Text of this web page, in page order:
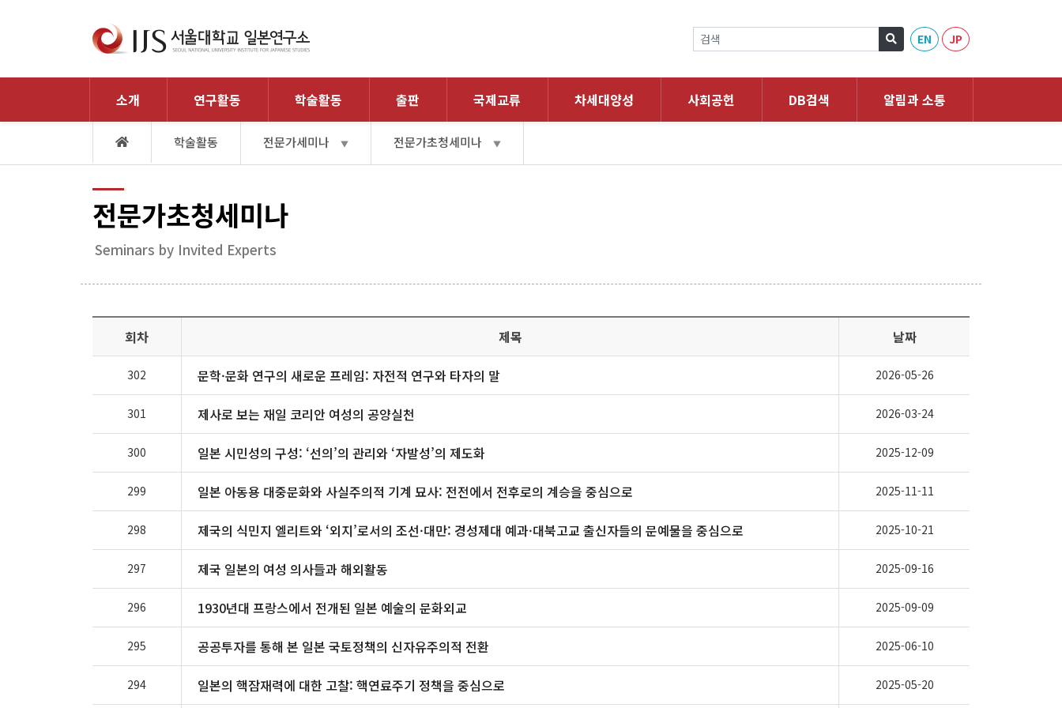
EN JP
소개 연구활동 학술활동 출판 국제교류 차세대양성 사회공헌 DB검색 알림과 소통
학술활동 전문가세미나 ▼ 전문가초청세미나 ▼
전문가초청세미나
Seminars by Invited Experts
회차 제목 날짜
302 문학·문화 연구의 새로운 프레임: 자전적 연구와 타자의 말 2026-05-26
301 제사로 보는 재일 코리안 여성의 공양실천 2026-03-24
300 일본 시민성의 구성: ‘선의’의 관리와 ‘자발성’의 제도화 2025-12-09
299 일본 아동용 대중문화와 사실주의적 기계 묘사: 전전에서 전후로의 계승을 중심으로 2025-11-11
298 제국의 식민지 엘리트와 ‘외지’로서의 조선·대만: 경성제대 예과·대북고교 출신자들의 문예물을 중심으로 2025-10-21
297 제국 일본의 여성 의사들과 해외활동 2025-09-16
296 1930년대 프랑스에서 전개된 일본 예술의 문화외교 2025-09-09
295 공공투자를 통해 본 일본 국토정책의 신자유주의적 전환 2025-06-10
294 일본의 핵잠재력에 대한 고찰: 핵연료주기 정책을 중심으로 2025-05-20